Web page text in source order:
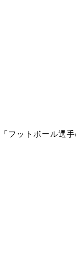
「フットボール選